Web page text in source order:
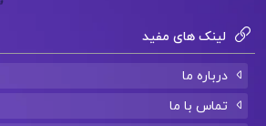
كنكور 1402 جلد ١ بهمن بازرگان
لینک های مفید
درباره ما
تماس با ما